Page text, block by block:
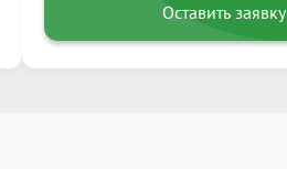
Оставить заявку